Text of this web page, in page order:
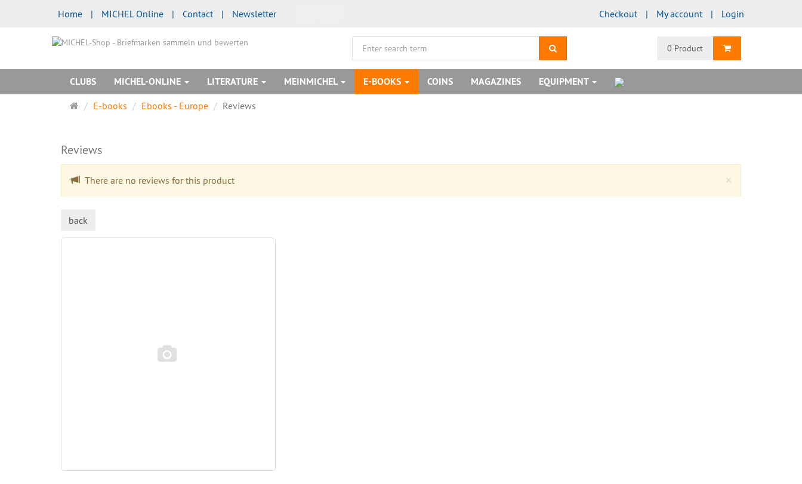
Home | MICHEL Online | Contact | Newsletter Checkout My account Login
0 Product Shopping Cart
CLUBS MICHEL-ONLINE LITERATURE MEINMICHEL E-BOOKS COINS MAGAZINES EQUIPMENT
MainE-books Ebooks - Europe Reviews
Reviews
×
There are no reviews for this product
back